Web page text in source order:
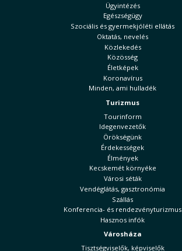
Ügyintézés
Egészségügy
Szociális és gyermekjóléti ellátás
Oktatás, nevelés
Közlekedés
Közösség
Életképek
Koronavírus
Minden, ami hulladék
Turizmus
Tourinform
Idegenvezetők
Örökségünk
Érdekességek
Élmények
Kecskemét környéke
Városi séták
Vendéglátás, gasztronómia
Szállás
Konferencia- és rendezvényturizmus
Hasznos infók
Városháza
Tisztségviselők, képviselők